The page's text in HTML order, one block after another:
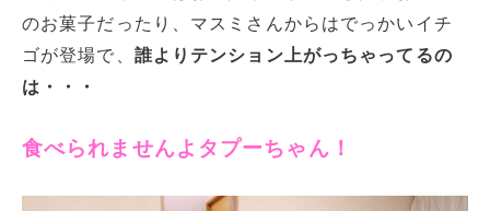
のお菓子だったり、マスミさんからはでっかいイチ
ゴが登場で、 誰よりテンション上がっちゃってるの
は・・・
食べられませんよタプーちゃん！